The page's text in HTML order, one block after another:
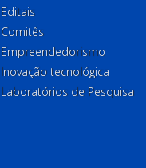
Editais
Comitês
Empreendedorismo
Inovação tecnológica
Laboratórios de Pesquisa